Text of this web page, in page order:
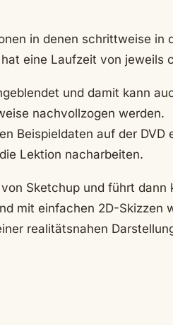
in denen schrittweise in
eine Laufzeit von jeweils
und damit kann
nachvollzogen werden.
Beispieldaten auf der DVD
Lektion nacharbeiten.
Sketchup und führt dann
mit einfachen 2D-Skizzen
realitätsnahen